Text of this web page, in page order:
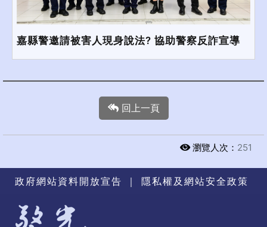
嘉縣警邀請被害人現身說法? 協助警察反詐宣導
回上一頁
瀏覽人次： 251
政府網站資料開放宣告 ｜ 隱私權及網站安全政策